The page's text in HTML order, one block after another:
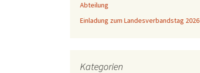
Abteilung
Einladung zum Landesverbandstag 2026
Kategorien